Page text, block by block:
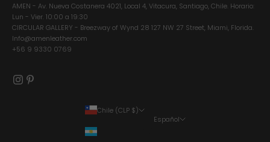
AMEN - Av. Nueva Costanera 4021, Local 4, Vitacura, Santiago, Chile.​ Horario:
Lun - Vier. 10:00 a 19:30
CIRCULAR GALLERY - Breezway of Wynd 28 127 NW 27 Street, Miami, Florida.
Info@amenleather.com
+56 9 9330 0769
Chile (CLP $)
Argentina (CLP $)
Español